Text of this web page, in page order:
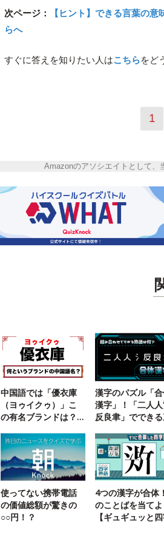
次ページ：
【ヒント】できる言葉の
らへ
すぐに答えを知りたい人はこちらをど
1
Amazonのアソシエイトとして、
中国語では「優衣庫
（ヨゥイクゥ）」こ
の有名ブランドは？
漢字のパズル「
漢字」！「二人人
反良聿」ででき
使ってない携帯電話
の価値総額が驚きの
○○円！？
4つの漢字が合体
のことばを当てよ
【ギュギュッと